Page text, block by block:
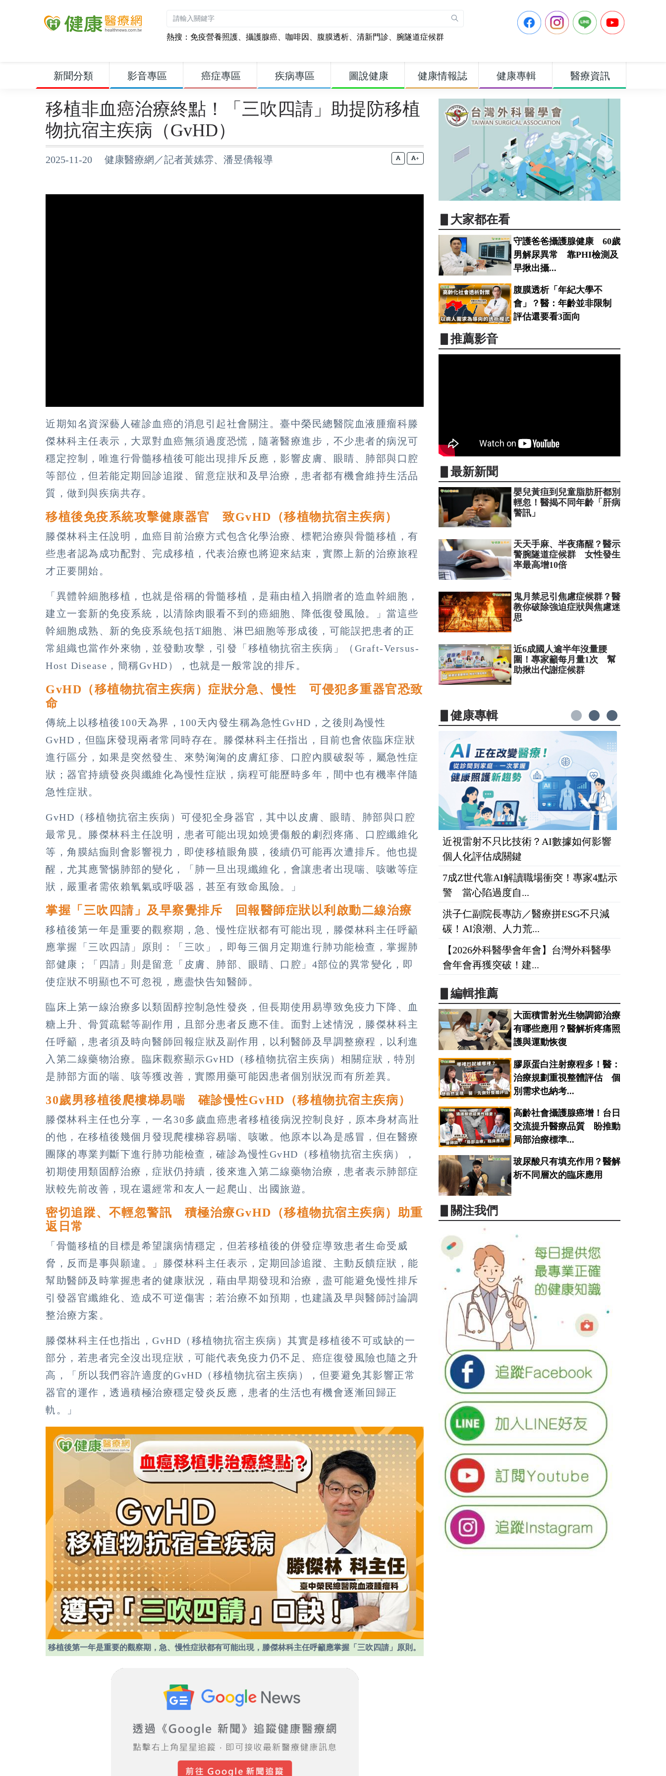
熱搜： 免疫營養照護、 攝護腺癌、 咖啡因、 腹膜透析、 清新門診、 腕隧道症候群
新聞分類 影音專區 癌症專區 疾病專區 圖說健康 健康情報誌 健康專輯 醫療資訊
移植非血癌治療終點！「三吹四請」助提防移植
物抗宿主疾病（GvHD）
2025-11-20 健康醫療網／記者黃嫊雰、潘昱僑報導 +
近期知名資深藝人確診血癌的消息引起社會關注。臺中榮民總醫院血液腫瘤科滕
傑林科主任表示，大眾對血癌無須過度恐慌，隨著醫療進步，不少患者的病況可
穩定控制，唯進行骨髓移植後可能出現排斥反應，影響皮膚、眼睛、肺部與口腔
等部位，但若能定期回診追蹤、留意症狀和及早治療，患者都有機會維持生活品
質，做到與疾病共存。
移植後免疫系統攻擊健康器官 致GvHD（移植物抗宿主疾病）
滕傑林科主任說明，血癌目前治療方式包含化學治療、標靶治療與骨髓移植，有
些患者認為成功配對、完成移植，代表治療也將迎來結束，實際上新的治療旅程
才正要開始。
「異體幹細胞移植，也就是俗稱的骨髓移植，是藉由植入捐贈者的造血幹細胞，
建立一套新的免疫系統，以清除肉眼看不到的癌細胞、降低復發風險。」當這些
幹細胞成熟、新的免疫系統包括T細胞、淋巴細胞等形成後，可能誤把患者的正
常組織也當作外來物，並發動攻擊，引發「移植物抗宿主疾病」（Graft-Versus-
Host Disease，簡稱GvHD），也就是一般常說的排斥。
GvHD（移植物抗宿主疾病）症狀分急、慢性 可侵犯多重器官恐致
命
傳統上以移植後100天為界，100天內發生稱為急性GvHD，之後則為慢性
GvHD，但臨床發現兩者常同時存在。滕傑林科主任指出，目前也會依臨床症狀
進行區分，如果是突然發生、來勢洶洶的皮膚紅疹、口腔內膜破裂等，屬急性症
狀；器官持續發炎與纖維化為慢性症狀，病程可能歷時多年，間中也有機率伴隨
急性症狀。
GvHD（移植物抗宿主疾病）可侵犯全身器官，其中以皮膚、眼睛、肺部與口腔
最常見。滕傑林科主任說明，患者可能出現如燒燙傷般的劇烈疼痛、口腔纖維化
等，角膜結痂則會影響視力，即使移植眼角膜，後續仍可能再次遭排斥。他也提
醒，尤其應警惕肺部的變化，「肺一旦出現纖維化，會讓患者出現喘、咳嗽等症
狀，嚴重者需依賴氧氣或呼吸器，甚至有致命風險。」
掌握「三吹四請」及早察覺排斥 回報醫師症狀以利啟動二線治療
移植後第一年是重要的觀察期，急、慢性症狀都有可能出現，滕傑林科主任呼籲
應掌握「三吹四請」原則：「三吹」，即每三個月定期進行肺功能檢查，掌握肺
部健康；「四請」則是留意「皮膚、肺部、眼睛、口腔」4部位的異常變化，即
使症狀不明顯也不可忽視，應盡快告知醫師。
臨床上第一線治療多以類固醇控制急性發炎，但長期使用易導致免疫力下降、血
糖上升、骨質疏鬆等副作用，且部分患者反應不佳。面對上述情況，滕傑林科主
任呼籲，患者須及時向醫師回報症狀及副作用，以利醫師及早調整療程，以利進
入第二線藥物治療。臨床觀察顯示GvHD（移植物抗宿主疾病）相關症狀，特別
是肺部方面的喘、咳等獲改善，實際用藥可能因患者個別狀況而有所差異。
30歲男移植後爬樓梯易喘 確診慢性GvHD（移植物抗宿主疾病）
滕傑林科主任也分享，一名30多歲血癌患者移植後病況控制良好，原本身材高壯
的他，在移植後幾個月發現爬樓梯容易喘、咳嗽。他原本以為是感冒，但在醫療
團隊的專業判斷下進行肺功能檢查，確診為慢性GvHD（移植物抗宿主疾病），
初期使用類固醇治療，症狀仍持續，後來進入第二線藥物治療，患者表示肺部症
狀較先前改善，現在還經常和友人一起爬山、出國旅遊。
密切追蹤、不輕忽警訊 積極治療GvHD（移植物抗宿主疾病）助重
返日常
「骨髓移植的目標是希望讓病情穩定，但若移植後的併發症導致患者生命受威
脅，反而是事與願違。」滕傑林科主任表示，定期回診追蹤、主動反饋症狀，能
幫助醫師及時掌握患者的健康狀況，藉由早期發現和治療，盡可能避免慢性排斥
引發器官纖維化、造成不可逆傷害；若治療不如預期，也建議及早與醫師討論調
整治療方案。
滕傑林科主任也指出，GvHD（移植物抗宿主疾病）其實是移植後不可或缺的一
部分，若患者完全沒出現症狀，可能代表免疫力仍不足、癌症復發風險也隨之升
高，「所以我們容許適度的GvHD（移植物抗宿主疾病），但要避免其影響正常
器官的運作，透過積極治療穩定發炎反應，患者的生活也有機會逐漸回歸正
軌。」
移植後第一年是重要的觀察期，急、慢性症狀都有可能出現，滕傑林科主任呼籲應掌握「三吹四請」原則。
▋大家都在看
守護爸爸攝護腺健康 60歲
男解尿異常 靠PHI檢測及
早揪出攝...
腹膜透析「年紀大學不
會」？醫：年齡並非限制
評估還要看3面向
▋推薦影音
▋最新新聞
嬰兒黃疸到兒童脂肪肝都別
輕忽！醫揭不同年齡「肝病
警訊」
天天手麻、半夜痛醒？醫示
警腕隧道症候群 女性發生
率最高增10倍
鬼月禁忌引焦慮症候群？醫
教你破除強迫症狀與焦慮迷
思
近6成國人逾半年沒量腰
圍！專家籲每月量1次 幫
助揪出代謝症候群
▋健康專輯
近視雷射不只比技術？AI數據如何影響
個人化評估成關鍵
7成Z世代靠AI解讀職場衝突！專家4點示
警 當心陷過度自...
洪子仁副院長專訪／醫療拼ESG不只減
碳！AI浪潮、人力荒...
【2026外科醫學會年會】台灣外科醫學
會年會再獲突破！建...
▋編輯推薦
大面積雷射光生物調節治療
有哪些應用？醫解析疼痛照
護與運動恢復
膠原蛋白注射療程多！醫：
治療規劃重視整體評估 個
別需求也納考...
高齡社會攝護腺癌增！台日
交流提升醫療品質 盼推動
局部治療標準...
玻尿酸只有填充作用？醫解
析不同層次的臨床應用
▋關注我們